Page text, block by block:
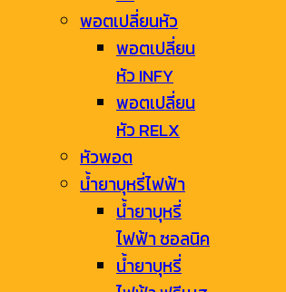
พอตเปลี่ยนหัว
พอตเปลี่ยน
หัว INFY
พอตเปลี่ยน
หัว RELX
หัวพอต
น้ำยาบุหรี่ไฟฟ้า
น้ำยาบุหรี่
ไฟฟ้า ซอลนิค
น้ำยาบุหรี่